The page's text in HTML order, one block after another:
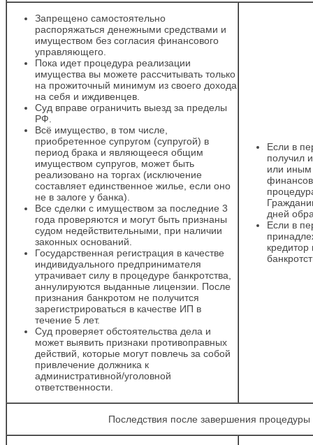
Запрещено самостоятельно
распоряжаться денежными средствами и
имуществом без согласия финансового
управляющего.
Пока идет процедура реализации
имущества вы можете рассчитывать только
на прожиточный минимум из своего дохода
на себя и иждивенцев.
Суд вправе ограничить выезд за пределы
РФ.
Всё имущество, в том числе,
приобретенное супругом (супругой) в
период брака и являющееся общим
имуществом супругов, может быть
реализовано на торгах (исключение
составляет единственное жилье, если оно
не в залоге у банка).
Все сделки с имуществом за последние 3
года проверяются и могут быть признаны
судом недействительными, при наличии
законных оснований.
Государственная регистрация в качестве
индивидуального предпринимателя
утрачивает силу в процедуре банкротства,
аннулируются выданные лицензии. После
признания банкротом не получится
зарегистрироваться в качестве ИП в
течение 5 лет.
Суд проверяет обстоятельства дела и
может выявить признаки противоправных
действий, которые могут повлечь за собой
привлечение должника к
административной/уголовной
ответственности.
Если в
получил
или иным
дней
Если в
кредитор
Последствия после завершения процедуры